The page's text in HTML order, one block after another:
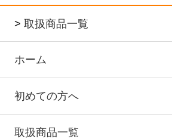
> 取扱商品一覧
ホーム
初めての方へ
取扱商品一覧